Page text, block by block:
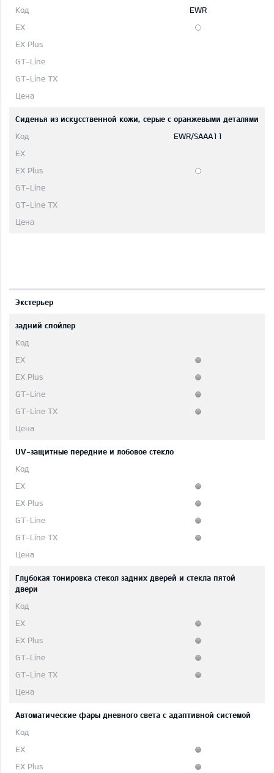
EWR
Сиденья из искусственной кожи, серые с оранжевыми деталями
EWR/SAAA11
Экстерьер
задний спойлер
UV-защитные передние и лобовое стекло
Глубокая тонировка стекол задних дверей и стекла пятой
двери
Автоматические фары дневного света с адаптивной системой